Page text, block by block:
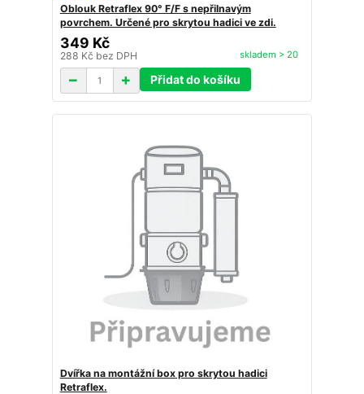
Oblouk Retraflex 90° F/F s nepřilnavým
povrchem. Určené pro skrytou hadici ve zdi.
349 Kč
288 Kč bez DPH skladem > 20
Přidat do košíku
Dvířka na montážní box pro skrytou hadici
Retraflex.